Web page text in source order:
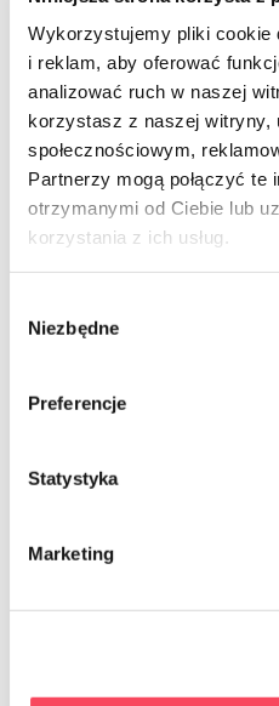
Wykorzystujemy pliki cookie
i reklam, aby oferować
analizować ruch w naszej
korzystasz z naszej witryny,
społecznościowym,
Partnerzy mogą połączyć te
otrzymanymi od Ciebie lub
korzystania z ich usług.
zgody
Niezbędne
Preferencje
Statystyka
Marketing
Poznaj
ciesz się smakowitymi